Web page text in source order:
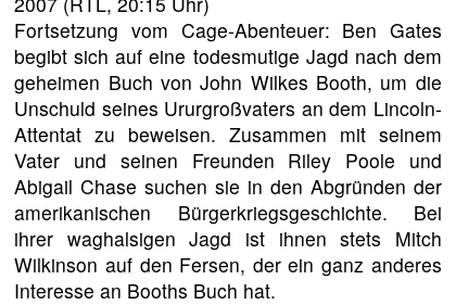
Fortsetzung vom Cage-Abenteuer: Ben Gates
begibt sich auf eine todesmutige Jagd nach dem
geheimen Buch von John Wilkes Booth, um die
Unschuld seines Ururgroßvaters an dem Lincoln-
Attentat zu beweisen. Zusammen mit seinem
Vater und seinen Freunden Riley Poole und
Abigail Chase suchen sie in den Abgründen der
amerikanischen Bürgerkriegsgeschichte. Bei
ihrer waghalsigen Jagd ist ihnen stets Mitch
Wilkinson auf den Fersen, der ein ganz anderes
Interesse an Booths Buch hat.